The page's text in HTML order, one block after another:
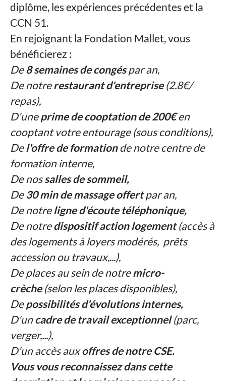
diplôme, les expériences précédentes et la
CCN 51.
En rejoignant la Fondation Mallet, vous
bénéficierez :
De8 semaines de congéspar an,
De notrerestaurant d'entreprise(2.8€/
repas),
D'uneprime de cooptation de 200€en
cooptant votre entourage (sous conditions),
De l'offre de formationde notre centre de
formation interne,
De nossalles de sommeil,
De 30 min de massage offertpar an,
De notre ligne d'écoute téléphonique,
De notredispositif action logement(accès à
des logements à loyers modérés, prêts
accession ou travaux,...),
De places au sein de notremicro-
crèche(selon les places disponibles),
Depossibilités d'évolutions internes,
D'uncadre de travail exceptionnel(parc,
verger,...),
D'un accès auxoffres de notre CSE.
Vous vous reconnaissez dans cette